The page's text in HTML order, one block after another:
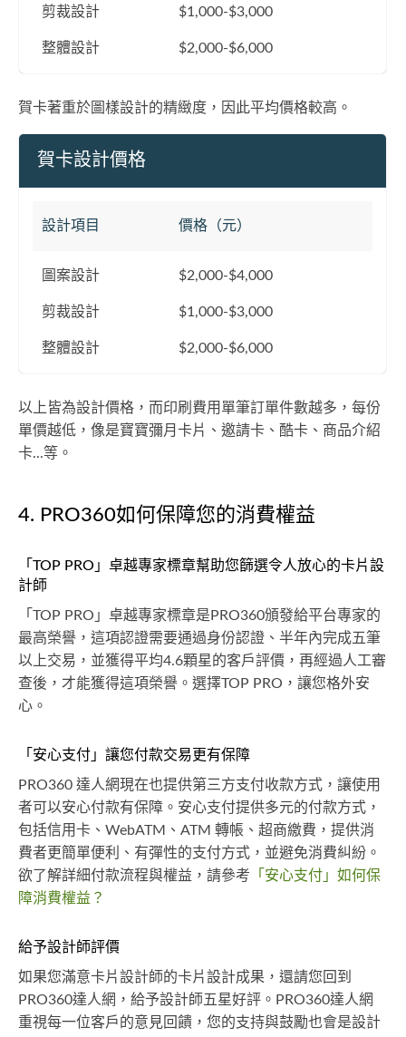
剪裁設計 $1,000-$3,000
整體設計 $2,000-$6,000
賀卡著重於圖樣設計的精緻度，因此平均價格較高。
賀卡設計價格
設計項目 價格（元）
圖案設計 $2,000-$4,000
剪裁設計 $1,000-$3,000
整體設計 $2,000-$6,000
以上皆為設計價格，而印刷費用單筆訂單件數越多，每份
單價越低，像是寶寶彌月卡片、邀請卡、酷卡、商品介紹
卡...等。
4. PRO360如何保障您的消費權益
「TOP PRO」卓越專家標章幫助您篩選令人放心的卡片設
計師
「TOP PRO」卓越專家標章是PRO360頒發給平台專家的
最高榮譽，這項認證需要通過身份認證、半年內完成五筆
以上交易，並獲得平均4.6顆星的客戶評價，再經過人工審
查後，才能獲得這項榮譽。選擇TOP PRO，讓您格外安
心。
「安心支付」讓您付款交易更有保障
PRO360 達人網現在也提供第三方支付收款方式，讓使用
者可以安心付款有保障。安心支付提供多元的付款方式，
包括信用卡、WebATM、ATM 轉帳、超商繳費，提供消
費者更簡單便利、有彈性的支付方式，並避免消費糾紛。
欲了解詳細付款流程與權益，請參考 「安心支付」如何保
障消費權益？
給予設計師評價
如果您滿意卡片設計師的卡片設計成果，還請您回到
PRO360達人網，給予設計師五星好評。PRO360達人網
重視每一位客戶的意見回饋，您的支持與鼓勵也會是設計